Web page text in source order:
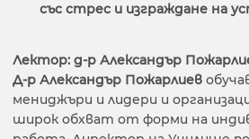
със стрес и изграждане на
Лектор: д-р Александър
Д-р Александър Пожарлиев
мениджъри и лидери и
широк обхват от форми на